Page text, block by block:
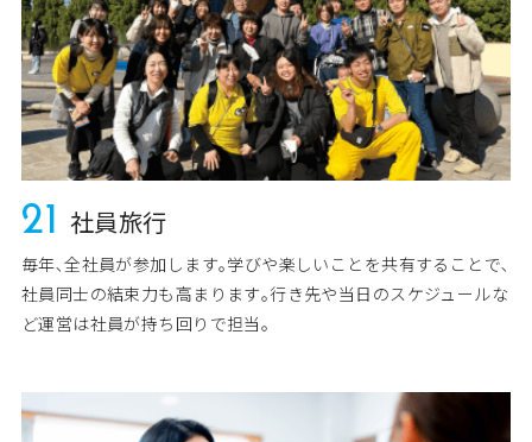
21 社員旅行
毎年､全社員が参加します｡学びや楽しいことを共有することで､
社員同士の結束力も高まります｡行き先や当日のスケジュールな
ど運営は社員が持ち回りで担当｡